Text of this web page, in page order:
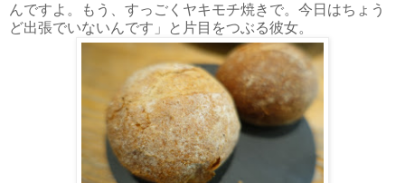
んですよ。もう、すっごくヤキモチ焼きで。今日はちょう
ど出張でいないんです」と片目をつぶる彼女。